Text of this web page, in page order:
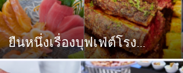
ยืนหนึ่งเรื่องบุฟเฟ่ต์โรง...